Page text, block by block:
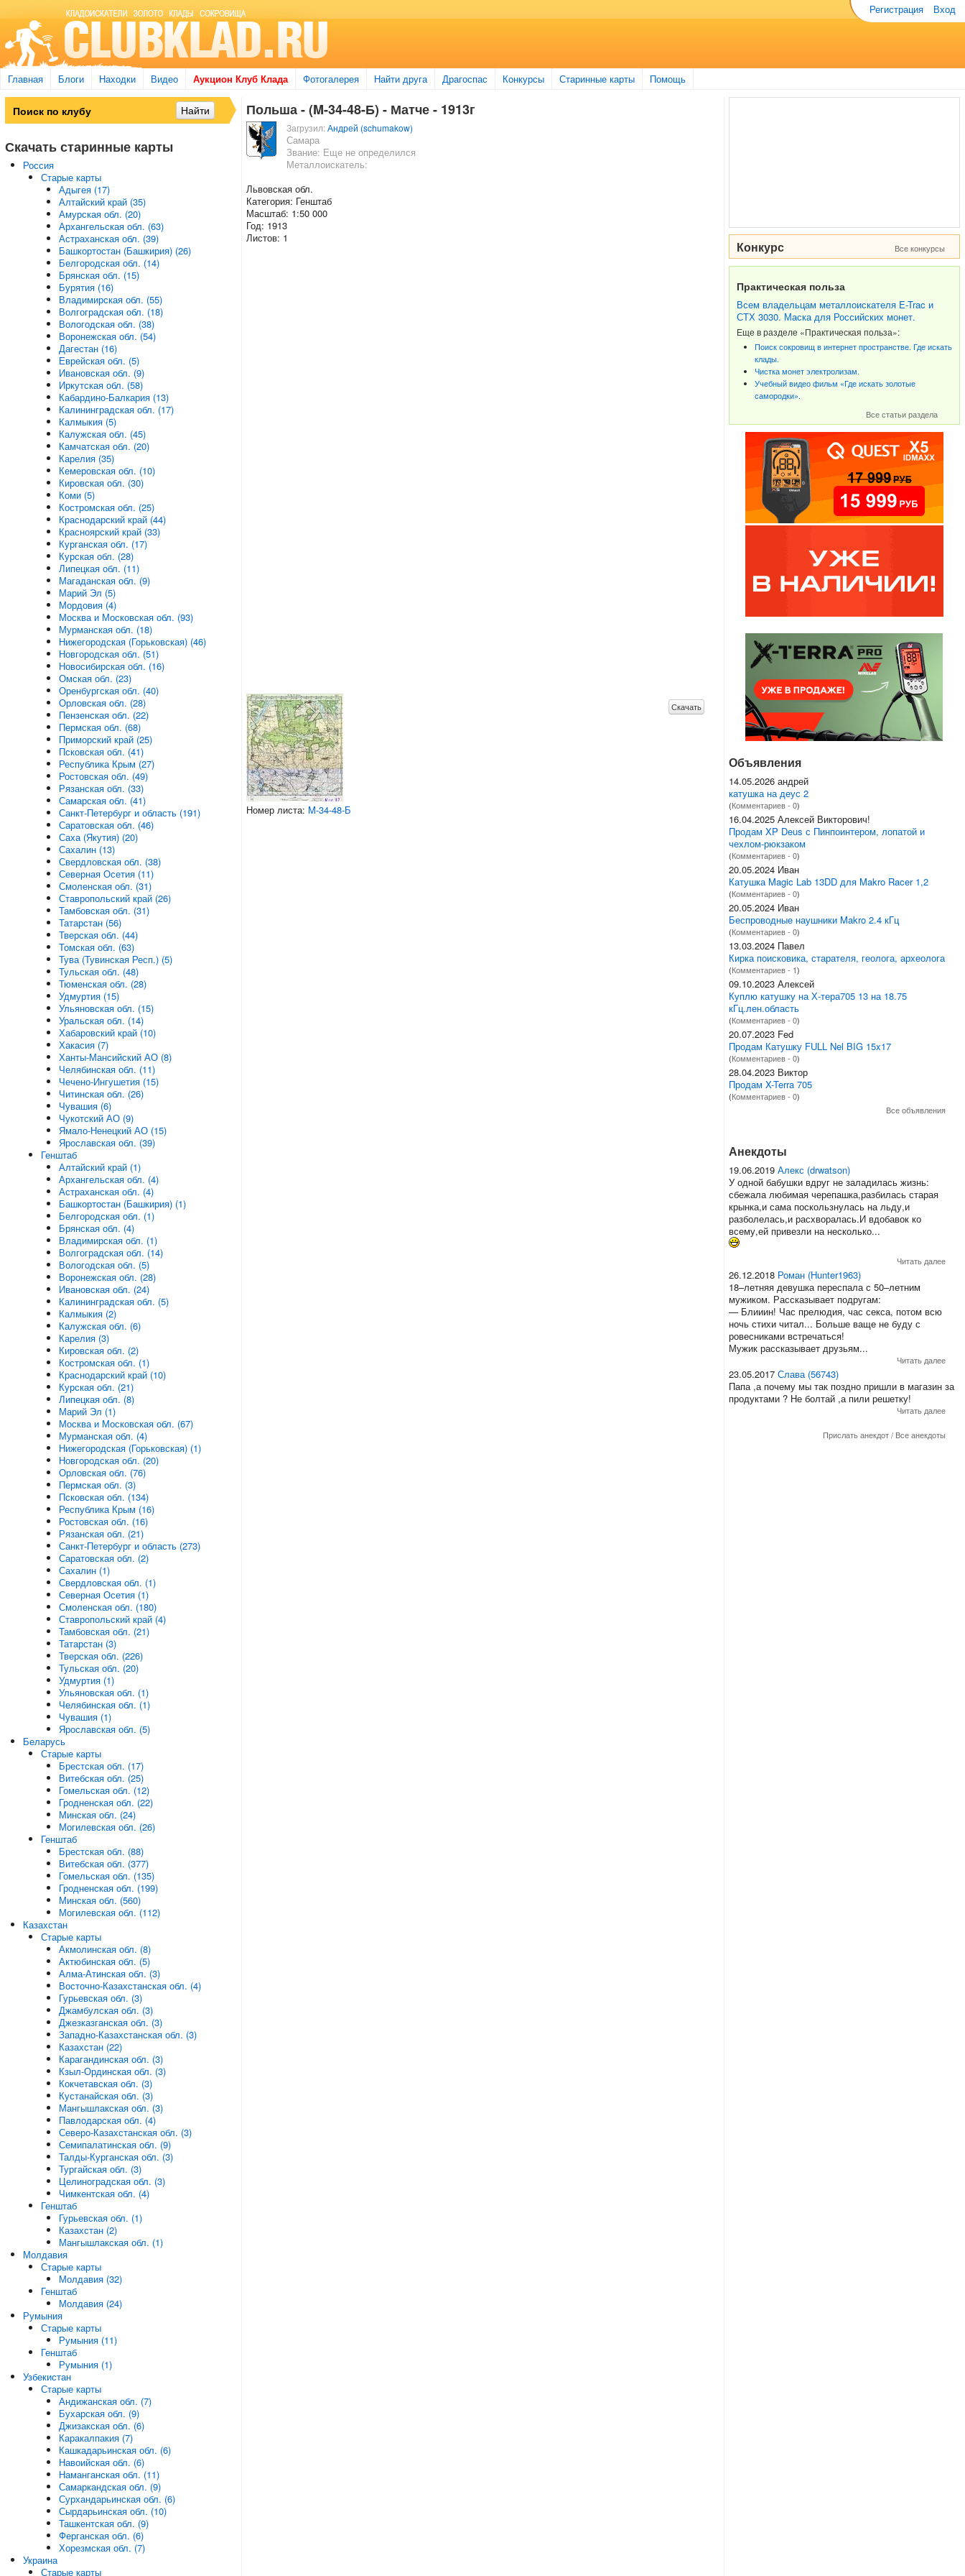
Регистрация Вход
Главная Блоги Находки Видео Аукцион Клуб Клада Фотогалерея Найти друга Драгоспас Конкурсы Старинные карты Помощь
Польша - (M-34-48-Б) - Матче - 1913г
Загрузил:Андрей (schumakow)
Самара
Звание: Еще не определился
Металлоискатель:
Львовская обл.
Категория: Генштаб
Масштаб: 1:50 000
Год: 1913
Листов: 1
Скачать
Номер листа: M-34-48-Б
Скачать старинные карты
Россия
Старые карты
Адыгея (17)
Алтайский край (35)
Амурская обл. (20)
Архангельская обл. (63)
Астраханская обл. (39)
Башкортостан (Башкирия) (26)
Белгородская обл. (14)
Брянская обл. (15)
Бурятия (16)
Владимирская обл. (55)
Волгоградская обл. (18)
Вологодская обл. (38)
Воронежская обл. (54)
Дагестан (16)
Еврейская обл. (5)
Ивановская обл. (9)
Иркутская обл. (58)
Кабардино-Балкария (13)
Калининградская обл. (17)
Калмыкия (5)
Калужская обл. (45)
Камчатская обл. (20)
Карелия (35)
Кемеровская обл. (10)
Кировская обл. (30)
Коми (5)
Костромская обл. (25)
Краснодарский край (44)
Красноярский край (33)
Курганская обл. (17)
Курская обл. (28)
Липецкая обл. (11)
Магаданская обл. (9)
Марий Эл (5)
Мордовия (4)
Москва и Московская обл. (93)
Мурманская обл. (18)
Нижегородская (Горьковская) (46)
Новгородская обл. (51)
Новосибирская обл. (16)
Омская обл. (23)
Оренбургская обл. (40)
Орловская обл. (28)
Пензенская обл. (22)
Пермская обл. (68)
Приморский край (25)
Псковская обл. (41)
Республика Крым (27)
Ростовская обл. (49)
Рязанская обл. (33)
Самарская обл. (41)
Санкт-Петербург и область (191)
Саратовская обл. (46)
Саха (Якутия) (20)
Сахалин (13)
Свердловская обл. (38)
Северная Осетия (11)
Смоленская обл. (31)
Ставропольский край (26)
Тамбовская обл. (31)
Татарстан (56)
Тверская обл. (44)
Томская обл. (63)
Тува (Тувинская Респ.) (5)
Тульская обл. (48)
Тюменская обл. (28)
Удмуртия (15)
Ульяновская обл. (15)
Уральская обл. (14)
Хабаровский край (10)
Хакасия (7)
Ханты-Мансийский АО (8)
Челябинская обл. (11)
Чечено-Ингушетия (15)
Читинская обл. (26)
Чувашия (6)
Чукотский АО (9)
Ямало-Ненецкий АО (15)
Ярославская обл. (39)
Генштаб
Алтайский край (1)
Архангельская обл. (4)
Астраханская обл. (4)
Башкортостан (Башкирия) (1)
Белгородская обл. (1)
Брянская обл. (4)
Владимирская обл. (1)
Волгоградская обл. (14)
Вологодская обл. (5)
Воронежская обл. (28)
Ивановская обл. (24)
Калининградская обл. (5)
Калмыкия (2)
Калужская обл. (6)
Карелия (3)
Кировская обл. (2)
Костромская обл. (1)
Краснодарский край (10)
Курская обл. (21)
Липецкая обл. (8)
Марий Эл (1)
Москва и Московская обл. (67)
Мурманская обл. (4)
Нижегородская (Горьковская) (1)
Новгородская обл. (20)
Орловская обл. (76)
Пермская обл. (3)
Псковская обл. (134)
Республика Крым (16)
Ростовская обл. (16)
Рязанская обл. (21)
Санкт-Петербург и область (273)
Саратовская обл. (2)
Сахалин (1)
Свердловская обл. (1)
Северная Осетия (1)
Смоленская обл. (180)
Ставропольский край (4)
Тамбовская обл. (21)
Татарстан (3)
Тверская обл. (226)
Тульская обл. (20)
Удмуртия (1)
Ульяновская обл. (1)
Челябинская обл. (1)
Чувашия (1)
Ярославская обл. (5)
Беларусь
Старые карты
Брестская обл. (17)
Витебская обл. (25)
Гомельская обл. (12)
Гродненская обл. (22)
Минская обл. (24)
Могилевская обл. (26)
Генштаб
Брестская обл. (88)
Витебская обл. (377)
Гомельская обл. (135)
Гродненская обл. (199)
Минская обл. (560)
Могилевская обл. (112)
Казахстан
Старые карты
Акмолинская обл. (8)
Актюбинская обл. (5)
Алма-Атинская обл. (3)
Восточно-Казахстанская обл. (4)
Гурьевская обл. (3)
Джамбулская обл. (3)
Джезказганская обл. (3)
Западно-Казахстанская обл. (3)
Казахстан (22)
Карагандинская обл. (3)
Кзыл-Ординская обл. (3)
Кокчетавская обл. (3)
Кустанайская обл. (3)
Мангышлакская обл. (3)
Павлодарская обл. (4)
Северо-Казахстанская обл. (3)
Семипалатинская обл. (9)
Талды-Курганская обл. (3)
Тургайская обл. (3)
Целиноградская обл. (3)
Чимкентская обл. (4)
Генштаб
Гурьевская обл. (1)
Казахстан (2)
Мангышлакская обл. (1)
Молдавия
Старые карты
Молдавия (32)
Генштаб
Молдавия (24)
Румыния
Старые карты
Румыния (11)
Генштаб
Румыния (1)
Узбекистан
Старые карты
Андижанская обл. (7)
Бухарская обл. (9)
Джизакская обл. (6)
Каракалпакия (7)
Кашкадарьинская обл. (6)
Навоийская обл. (6)
Наманганская обл. (11)
Самаркандская обл. (9)
Сурхандарьинская обл. (6)
Сырдарьинская обл. (10)
Ташкентская обл. (9)
Ферганская обл. (6)
Хорезмская обл. (7)
Украина
Старые карты
Конкурс Все конкурсы
Практическая польза
Всем владельцам металлоискателя E-Trac и
СТХ 3030. Маска для Российских монет.
Еще в разделе «Практическая польза»:
Поиск сокровищ в интернет пространстве. Где искать
клады.
Чистка монет электролизам.
Учебный видео фильм «Где искать золотые
самородки».
Все статьи раздела
Объявления
14.05.2026 андрей
катушка на деус 2
(Комментариев - 0)
16.04.2025 Алексей Викторович!
Продам XP Deus с Пинпоинтером, лопатой и
чехлом-рюкзаком
(Комментариев - 0)
20.05.2024 Иван
Катушка Magic Lab 13DD для Makro Racer 1,2
(Комментариев - 0)
20.05.2024 Иван
Беспроводные наушники Makro 2.4 кГц
(Комментариев - 0)
13.03.2024 Павел
Кирка поисковика, старателя, геолога, археолога
(Комментариев - 1)
09.10.2023 Алексей
Куплю катушку на Х-тера705 13 на 18.75
кГц.лен.область
(Комментариев - 0)
20.07.2023 Fed
Продам Катушку FULL Nel BIG 15x17
(Комментариев - 0)
28.04.2023 Виктор
Продам X-Terra 705
(Комментариев - 0)
Все объявления
Анекдоты
19.06.2019 Алекс (drwatson)
У одной бабушки вдруг не заладилась жизнь:
сбежала любимая черепашка,разбилась старая
крынка,и сама поскользнулась на льду,и
разболелась,и расхворалась.И вдобавок ко
всему,ей привезли на несколько...
Читать далее
26.12.2018 Роман (Hunter1963)
18–летняя девушка переспала с 50–летним
мужиком. Рассказывает подругам:
— Блииин! Час прелюдия, час секса, потом всю
ночь стихи читал... Больше ваще не буду с
ровесниками встречаться!
Мужик рассказывает друзьям...
Читать далее
23.05.2017 Слава (56743)
Папа ,а почему мы так поздно пришли в магазин за
продуктами ? Не болтай ,а пили решетку!
Читать далее
Прислать анекдот/ Все анекдоты